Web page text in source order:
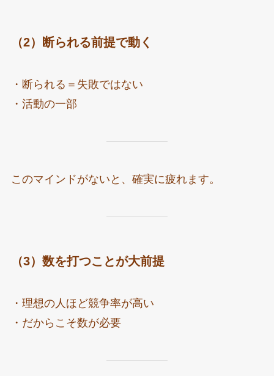
（2）断られる前提で動く
・断られる＝失敗ではない
・活動の一部
このマインドがないと、確実に疲れます。
（3）数を打つことが大前提
・理想の人ほど競争率が高い
・だからこそ数が必要